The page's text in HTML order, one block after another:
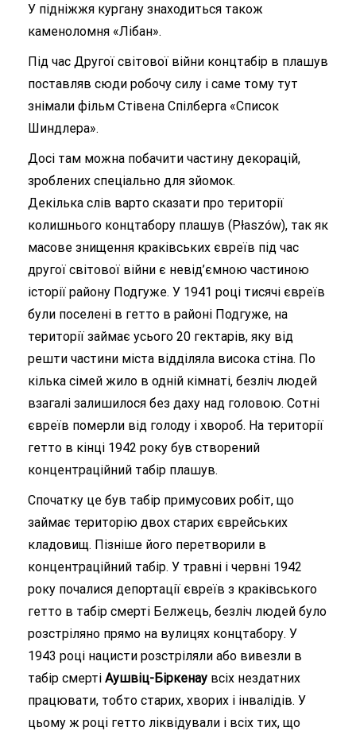
У підніжжя кургану знаходиться також
каменоломня «Лібан».
Під час Другої світової війни концтабір в плашув
поставляв сюди робочу силу і саме тому тут
знімали фільм Стівена Спілберга «Список
Шиндлера».
Досі там можна побачити частину декорацій,
зроблених спеціально для зйомок.
Декілька слів варто сказати про території
колишнього концтабору плашув (Płaszów), так як
масове знищення краківських євреїв під час
другої світової війни є невід’ємною частиною
історії району Подгуже. У 1941 році тисячі євреїв
були поселені в геттo в районі Подгуже, на
території займає усього 20 гектарів, яку від
решти частини міста відділяла висока стіна. По
кілька сімей жило в одній кімнаті, безліч людей
взагалі залишилося без даху над головою. Сотні
євреїв померли від голоду і хвороб. На території
гетто в кінці 1942 року був створений
концентраційний табір плашув.
Спочатку це був табір примусових робіт, що
займає територію двох старих єврейських
кладовищ. Пізніше його перетворили в
концентраційний табір. У травні і червні 1942
року почалися депортації євреїв з краківського
гетто в табір смерті Белжець, безліч людей було
розстріляно прямо на вулицях концтабору. У
1943 році нацисти розстріляли або вивезли в
табір смерті Аушвіц-Біркенау всіх нездатних
працювати, тобто старих, хворих і інвалідів. У
цьому ж році гетто ліквідували і всіх тих, що